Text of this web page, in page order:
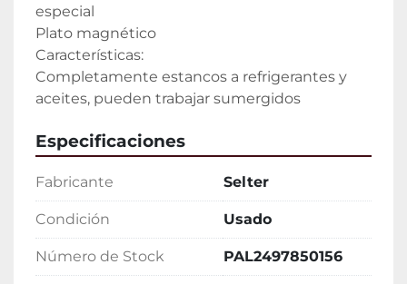
especial
Plato magnético
Características:
Completamente estancos a refrigerantes y
aceites, pueden trabajar sumergidos
Especificaciones
Fabricante Selter
Condición Usado
Número de Stock PAL2497850156